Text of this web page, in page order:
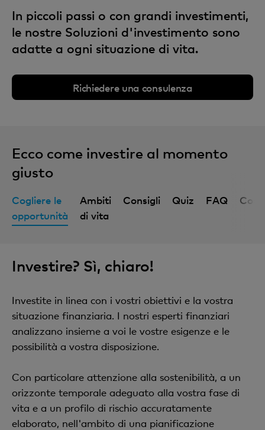
In piccoli passi o con grandi investimenti,
le nostre Soluzioni d'investimento sono
adatte a ogni situazione di vita.
Richiedere una consulenza
Ecco come investire al momento
giusto
Cogliere le
opportunità
Ambiti
di vita
Consigli Quiz FAQ
Investire? Sì, chiaro!
Investite in linea con i vostri obiettivi e la vostra
situazione finanziaria. I nostri esperti finanziari
analizzano insieme a voi le vostre esigenze e le
possibilità a vostra disposizione.
Con particolare attenzione alla sostenibilità, a un
orizzonte temporale adeguato alla vostra fase di
vita e a un profilo di rischio accuratamente
elaborato, nell'ambito di una pianificazione